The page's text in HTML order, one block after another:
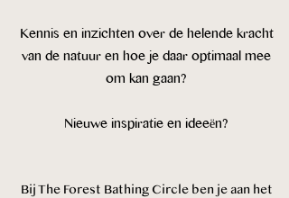
Kennis en inzichten over de helende kracht
van de natuur en hoe je daar optimaal mee
om kan gaan?​
Nieuwe inspiratie en ideeën?​
Bij The Forest Bathing Circle ben je aan het